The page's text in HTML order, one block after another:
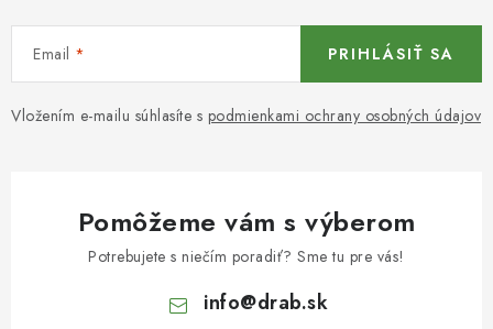
Email
Vložením e-mailu súhlasíte s podmienkami ochrany osobných údajov
PRIHLÁSIŤ SA
Pomôžeme vám s výberom
Potrebujete s niečím poradiť? Sme tu pre vás!
info@drab.sk